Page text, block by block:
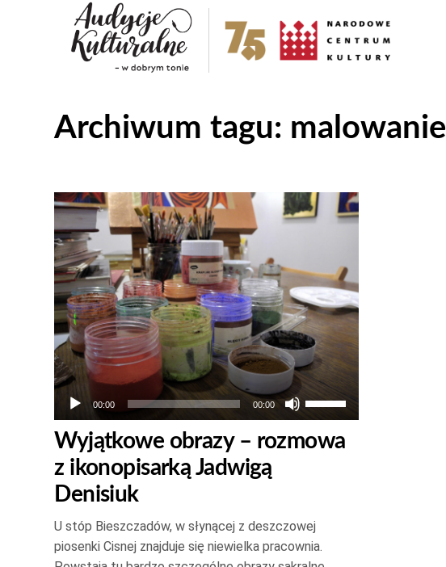
Archiwum tagu: malowanie
Odtwarzacz
plików
dźwiękowych
00:00 00:00
Używaj
strzałek
do
dołu
aby
Wyjątkowe obrazy – rozmowa
z ikonopisarką Jadwigą
Denisiuk
U stóp Bieszczadów, w słynącej z deszczowej
piosenki Cisnej znajduje się niewielka pracownia.